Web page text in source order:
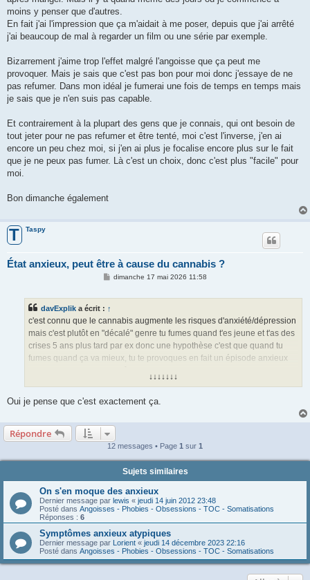
moins y penser que d'autres.
En fait j'ai l'impression que ça m'aidait à me poser, depuis que j'ai arrêté
j'ai beaucoup de mal à regarder un film ou une série par exemple.
Bizarrement j'aime trop l'effet malgré l'angoisse que ça peut me
provoquer. Mais je sais que c'est pas bon pour moi donc j'essaye de ne
pas refumer. Dans mon idéal je fumerai une fois de temps en temps mais
je sais que je n'en suis pas capable.
Et contrairement à la plupart des gens que je connais, qui ont besoin de
tout jeter pour ne pas refumer et être tenté, moi c'est l'inverse, j'en ai
encore un peu chez moi, si j'en ai plus je focalise encore plus sur le fait
que je ne peux pas fumer. Là c'est un choix, donc c'est plus "facile" pour
moi.
Bon dimanche également
T Taspy
État anxieux, peut être à cause du cannabis ?
M
g
dimanche 17 mai 2026 11:58
davExplik a écrit : ↑
c'est connu que le cannabis augmente les risques d'anxiété/dépression
mais c'est plutôt en "décalé" genre tu fumes quand t'es jeune et t'as des
crises 5 ans plus tard par ex donc une hypothèse c'est que quand tu
fumes quand ça va mieux, tu te provoques en fait un épisode anxieux
reprovoque un épisode dans le futur et ainsi de suite
↓↓↓↓↓↓↓
Oui je pense que c'est exactement ça.
Répondre
12 messages • Page 1 sur 1
Sujets similaires
On s'en moque des anxieux
Dernier message par lewis « jeudi 14 juin 2012 23:48
Posté dans Angoisses - Phobies - Obsessions - TOC - Somatisations
Réponses : 6
Symptômes anxieux atypiques
Dernier message par Lorient « jeudi 14 décembre 2023 22:16
Posté dans Angoisses - Phobies - Obsessions - TOC - Somatisations